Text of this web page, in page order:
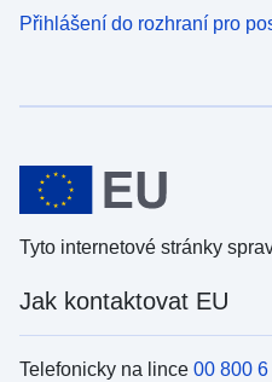
Přihlášení do rozhraní pro
Tyto internetové stránky
Jak kontaktovat EU
Telefonicky na lince 00 800